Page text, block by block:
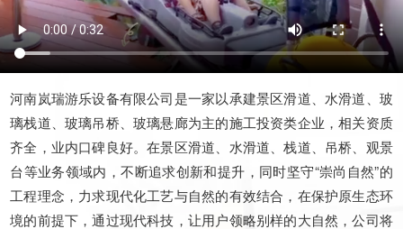
河南岚瑞游乐设备有限公司是一家以承建景区滑道、水滑道、玻
璃栈道、玻璃吊桥、玻璃悬廊为主的施工投资类企业，相关资质
齐全，业内口碑良好。在景区滑道、水滑道、栈道、吊桥、观景
台等业务领域内，不断追求创新和提升，同时坚守“崇尚自然”的
工程理念，力求现代化工艺与自然的有效结合，在保护原生态环
境的前提下，通过现代科技，让用户领略别样的大自然，公司将